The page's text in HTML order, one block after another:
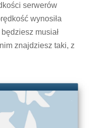
serwerów
wynosiła
musiał
znajdziesz taki, z